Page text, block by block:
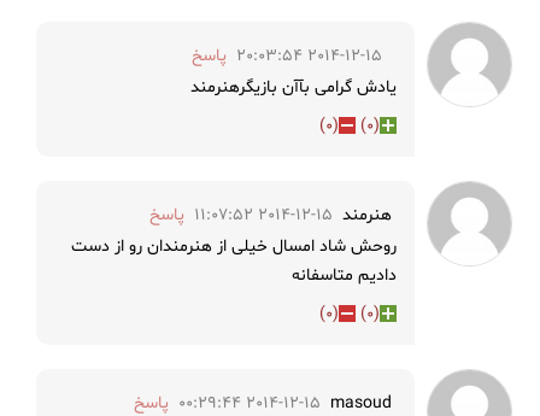
2014-12-15 20:03:54
پاسخ
یادش گرامی بآآن بازیگرهنرمند
(
0
)
(
0
)
هنرمند 2014-12-15 11:07:52
پاسخ
روحش شاد امسال خیلی از هنرمندان رو از دست
دادیم متاسفانه
(
0
)
(
0
)
masoud
2014-12-15 00:29:44
پاسخ